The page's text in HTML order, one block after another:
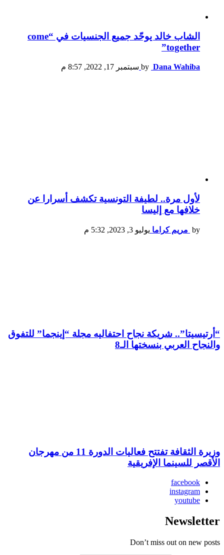
الشاب خالد يوحّد جميع الجنسيات في “come
together”
by Dana Wahiba سبتمبر 17, 2022, 8:57 م
لأول مرة.. لطيفة التونسية تكشف أسرارا عن
خلافها مع إليسا
by مريم كراما يوليو 3, 2023, 5:32 م
“أرتيسيتا”.. شريكة نجاح احتفاليه مجلة “إينجما” للتفوق
والنجاح العربي بنسختها الـ8
وزيرة الثقافة تفتتح فعاليات الدورة 11 من مهرجان
الأقصر للسينما الإفريقية
facebook
instagram
youtube
Newsletter
Don’t miss out on new posts